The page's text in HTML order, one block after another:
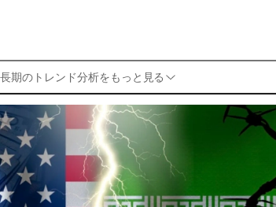
期のトレンド分析をもっと見る